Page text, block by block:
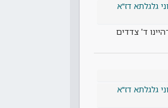
גלגלתא דז"א
ד' צדדים
גלגלתא דז"א